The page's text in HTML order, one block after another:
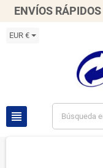
ENVÍOS RÁPIDOS
EUR €
view_headline